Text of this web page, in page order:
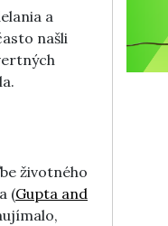
a
našli
životného
(Gupta and